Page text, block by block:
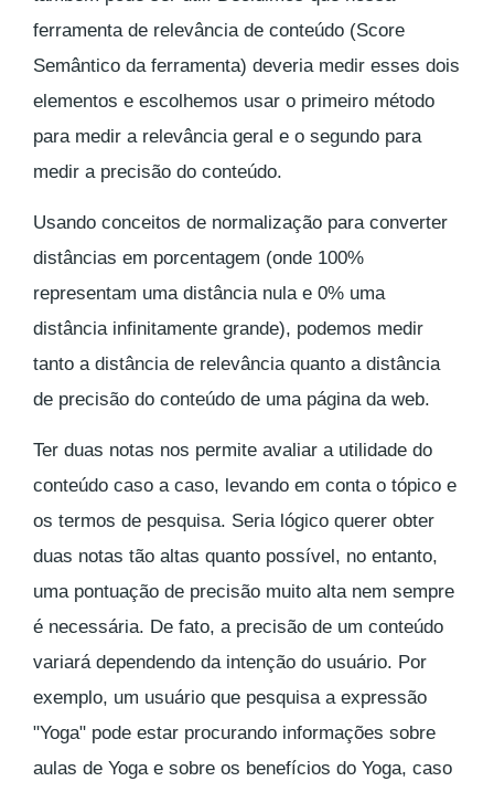
ferramenta de relevância de conteúdo (Score
Semântico da ferramenta) deveria medir esses dois
elementos e escolhemos usar o primeiro método
para medir a relevância geral e o segundo para
medir a precisão do conteúdo.
Usando conceitos de normalização para converter
distâncias em porcentagem (onde 100%
representam uma distância nula e 0% uma
distância infinitamente grande), podemos medir
tanto a distância de relevância quanto a distância
de precisão do conteúdo de uma página da web.
Ter duas notas nos permite avaliar a utilidade do
conteúdo caso a caso, levando em conta o tópico e
os termos de pesquisa. Seria lógico querer obter
duas notas tão altas quanto possível, no entanto,
uma pontuação de precisão muito alta nem sempre
é necessária. De fato, a precisão de um conteúdo
variará dependendo da intenção do usuário. Por
exemplo, um usuário que pesquisa a expressão
"Yoga" pode estar procurando informações sobre
aulas de Yogae sobre os benefícios do Yoga, caso